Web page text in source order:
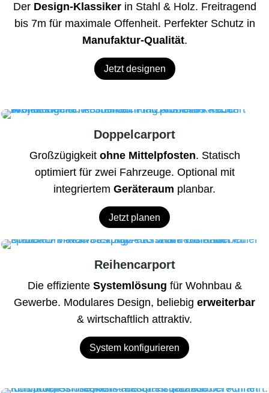
Der Design-Klassikerin Stahl & Holz. Freitragend
bis 7m für maximale Offenheit. Perfekter Schutz in
Manufaktur-Qualität.
Jetzt designen
Doppelcarport
Großzügigkeit ohne Mittelpfosten. Statisch
optimiert für zwei Fahrzeuge. Optional mit
integriertem Geräteraum planbar.
Jetzt planen
Reihencarport
Die effiziente Systemlösung für Wohnbau &
Gewerbe. Modulares Design, beliebig erweiterbar
& wirtschaftlich attraktiv.
System konfigurieren